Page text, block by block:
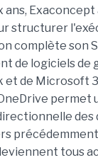
ans, Exaconcept
structurer
complète son
de logiciels de
et de Microsoft
permet
des
tous